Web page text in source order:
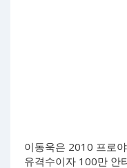
이동욱은 2010 프로
유격수이자 100만 안